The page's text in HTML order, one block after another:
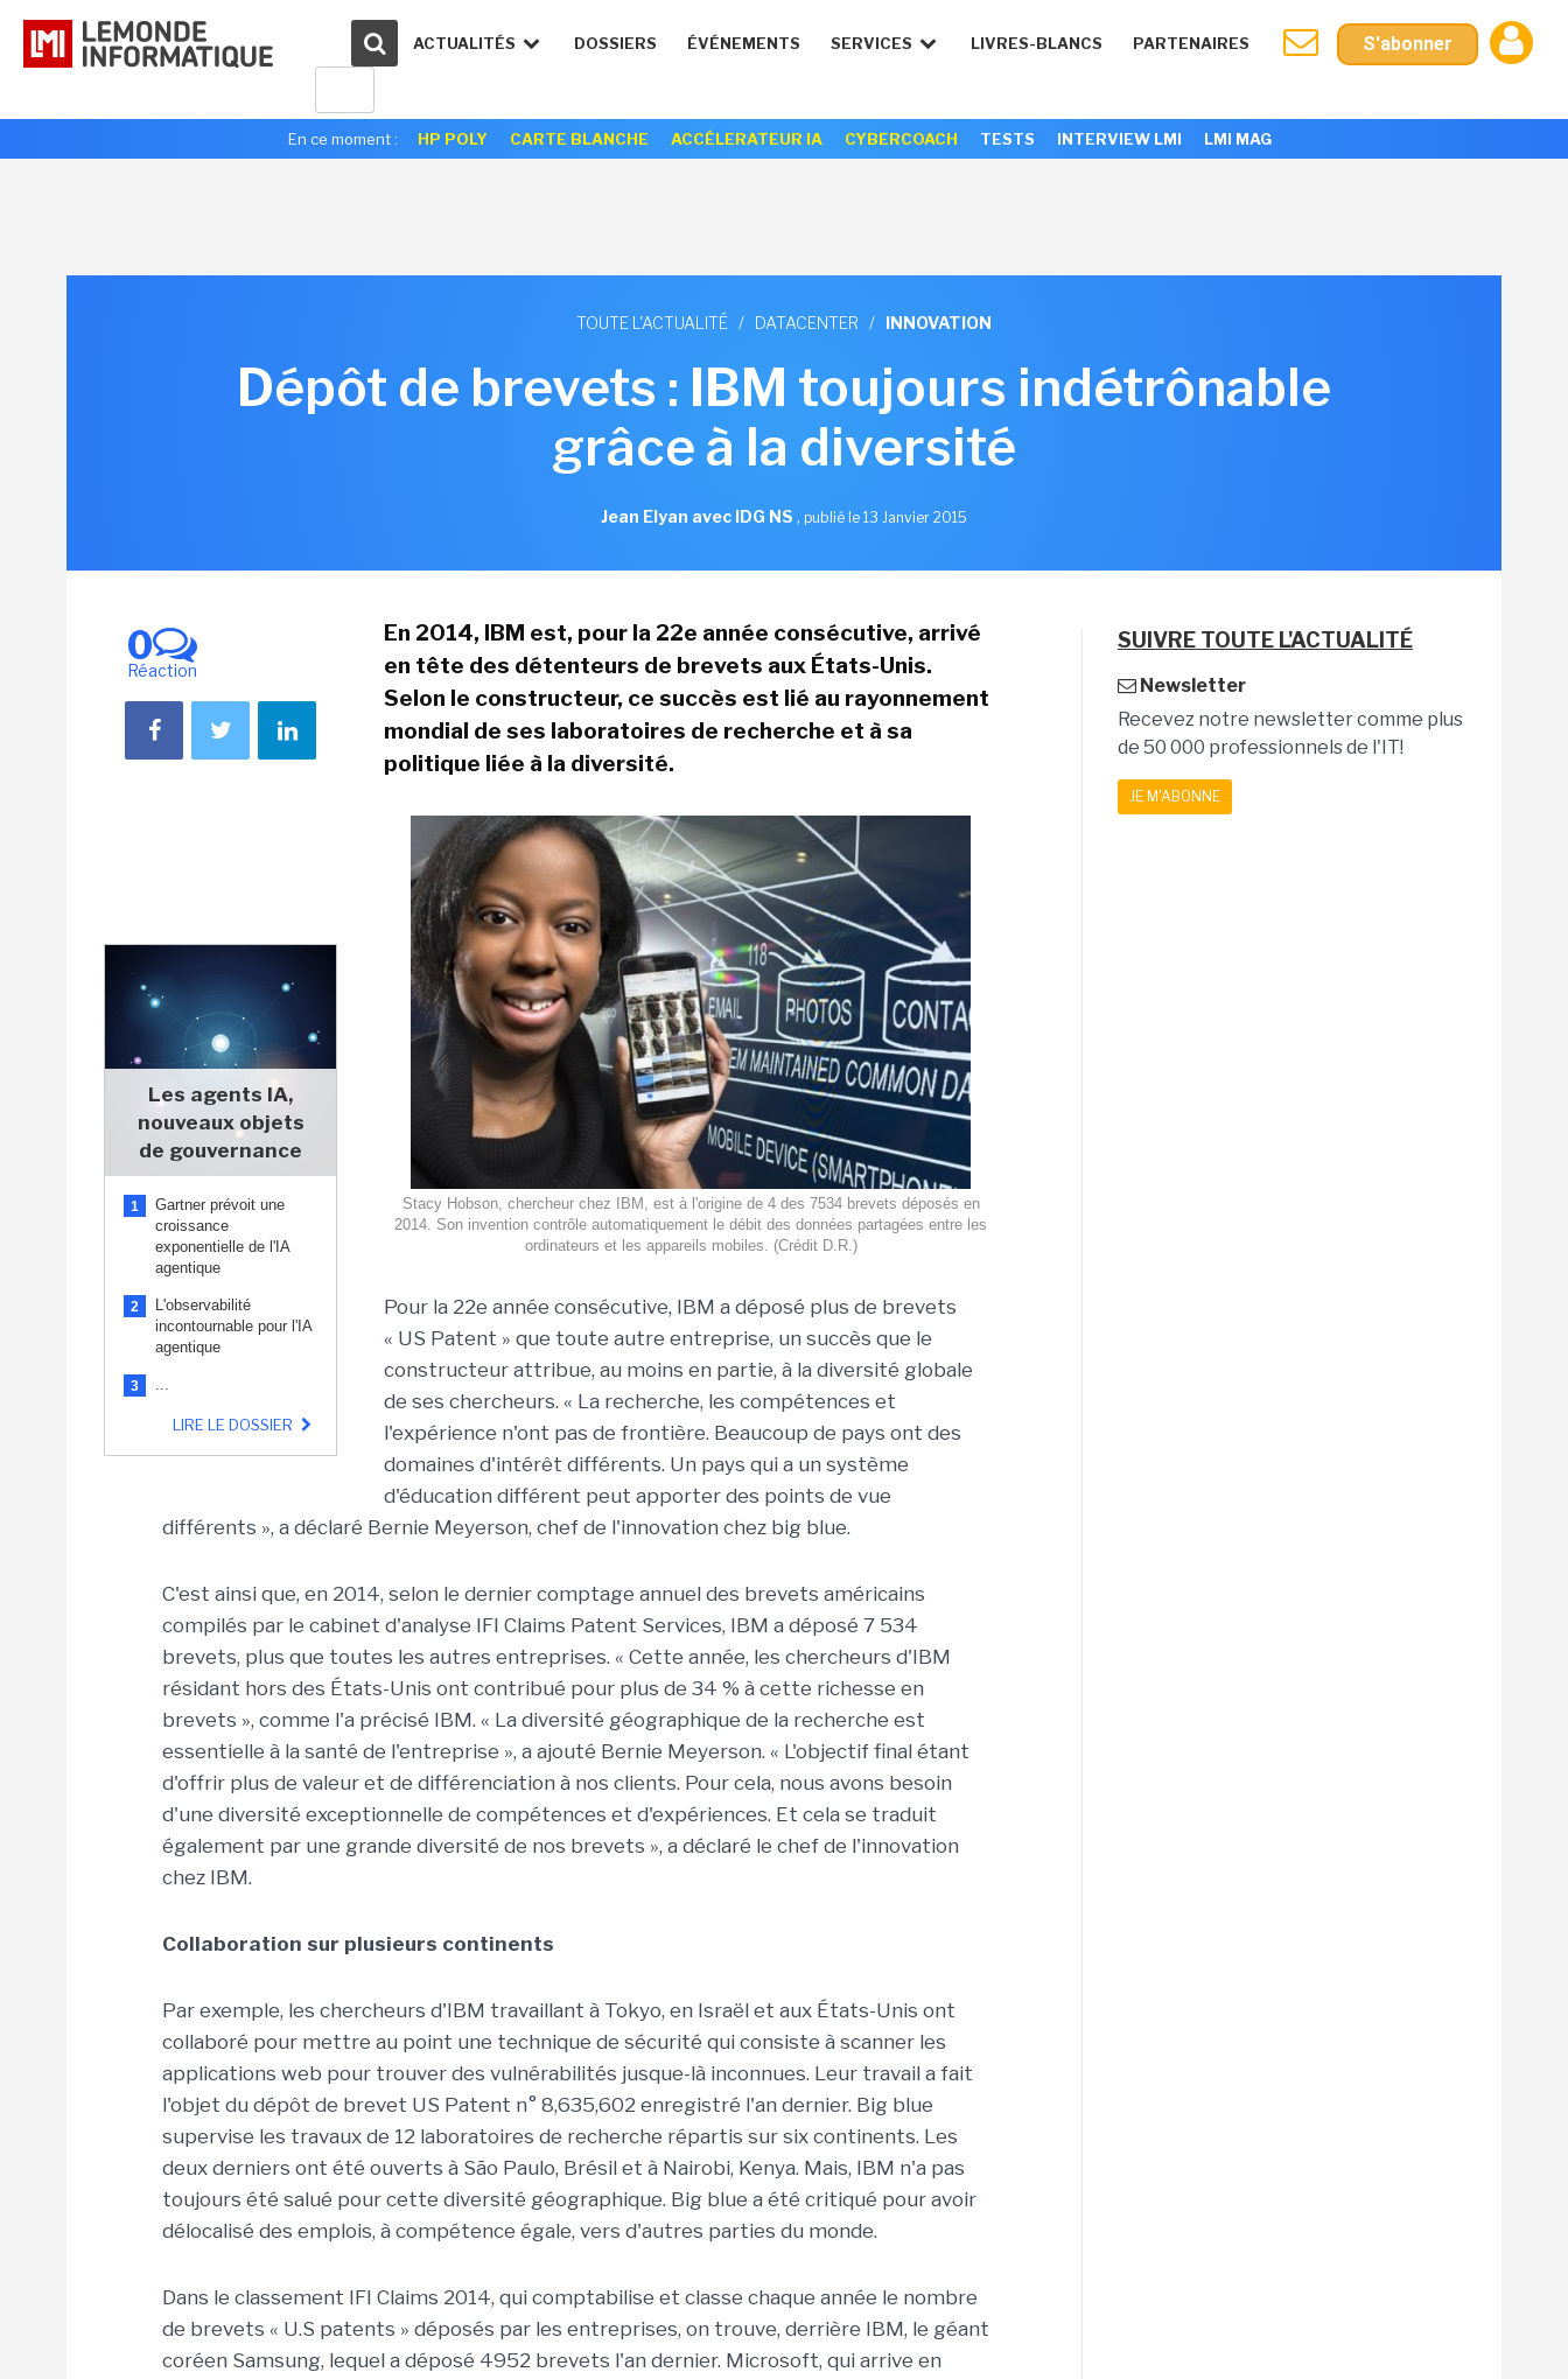
ACTUALITÉS DOSSIERS ÉVÉNEMENTS SERVICES LIVRES-BLANCS PARTENAIRES S'abonner
En ce moment : HP POLY CARTE BLANCHE ACCÉLERATEUR IA CYBERCOACH TESTS INTERVIEW LMI LMI MAG
TOUTE L'ACTUALITÉ / DATACENTER / INNOVATION
Dépôt de brevets : IBM toujours indétrônable
grâce à la diversité
Jean Elyan avec IDG NS , publié le 13 Janvier 2015
0
Réaction
Les agents IA,
nouveaux objets
de gouvernance
1
Gartner prévoit une
croissance
exponentielle de l'IA
agentique
2
L'observabilité
incontournable pour l'IA
agentique
3 ...
LIRE LE DOSSIER
En 2014, IBM est, pour la 22e année consécutive, arrivé
en tête des détenteurs de brevets aux États-Unis.
Selon le constructeur, ce succès est lié au rayonnement
mondial de ses laboratoires de recherche et à sa
politique liée à la diversité.
Stacy Hobson, chercheur chez IBM, est à l'origine de 4 des 7534 brevets déposés en
2014. Son invention contrôle automatiquement le débit des données partagées entre les
ordinateurs et les appareils mobiles. (Crédit D.R.)
Pour la 22e année consécutive, IBM a déposé plus de brevets
« US Patent » que toute autre entreprise, un succès que le
constructeur attribue, au moins en partie, à la diversité globale
de ses chercheurs. « La recherche, les compétences et
l'expérience n'ont pas de frontière. Beaucoup de pays ont des
domaines d'intérêt différents. Un pays qui a un système
d'éducation différent peut apporter des points de vue
différents », a déclaré Bernie Meyerson, chef de l'innovation chez big blue.
C'est ainsi que, en 2014, selon le dernier comptage annuel des brevets américains
compilés par le cabinet d'analyse IFI Claims Patent Services, IBM a déposé 7 534
brevets, plus que toutes les autres entreprises. « Cette année, les chercheurs d'IBM
résidant hors des États-Unis ont contribué pour plus de 34 % à cette richesse en
brevets », comme l'a précisé IBM. « La diversité géographique de la recherche est
essentielle à la santé de l'entreprise », a ajouté Bernie Meyerson. « L'objectif final étant
d'offrir plus de valeur et de différenciation à nos clients. Pour cela, nous avons besoin
d'une diversité exceptionnelle de compétences et d'expériences. Et cela se traduit
également par une grande diversité de nos brevets », a déclaré le chef de l'innovation
chez IBM.
Collaboration sur plusieurs continents
Par exemple, les chercheurs d'IBM travaillant à Tokyo, en Israël et aux États-Unis ont
collaboré pour mettre au point une technique de sécurité qui consiste à scanner les
applications web pour trouver des vulnérabilités jusque-là inconnues. Leur travail a fait
l'objet du dépôt de brevet US Patent n° 8,635,602 enregistré l'an dernier. Big blue
supervise les travaux de 12 laboratoires de recherche répartis sur six continents. Les
deux derniers ont été ouverts à São Paulo, Brésil et à Nairobi, Kenya. Mais, IBM n'a pas
toujours été salué pour cette diversité géographique. Big blue a été critiqué pour avoir
délocalisé des emplois, à compétence égale, vers d'autres parties du monde.
Dans le classement IFI Claims 2014, qui comptabilise et classe chaque année le nombre
de brevets « U.S patents » déposés par les entreprises, on trouve, derrière IBM, le géant
coréen Samsung, lequel a déposé 4952 brevets l'an dernier. Microsoft, qui arrive en
SUIVRE TOUTE L'ACTUALITÉ
Newsletter
Recevez notre newsletter comme plus
de 50 000 professionnels de l'IT!
JE M'ABONNE